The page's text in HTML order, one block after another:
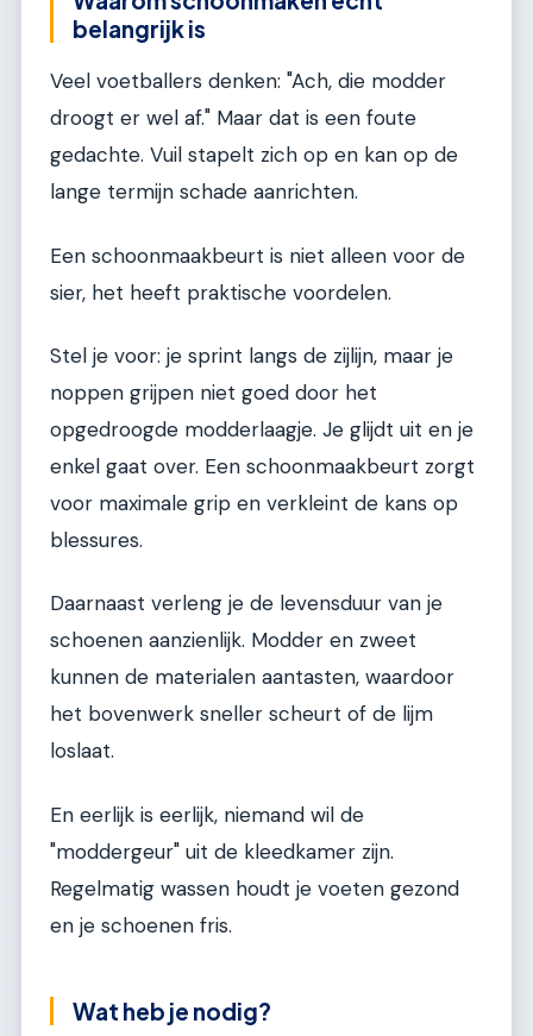
belangrijk is
Veel voetballers denken: "Ach, die modder
droogt er wel af." Maar dat is een foute
gedachte. Vuil stapelt zich op en kan op de
lange termijn schade aanrichten.
Een schoonmaakbeurt is niet alleen voor de
sier, het heeft praktische voordelen.
Stel je voor: je sprint langs de zijlijn, maar je
noppen grijpen niet goed door het
opgedroogde modderlaagje. Je glijdt uit en je
enkel gaat over. Een schoonmaakbeurt zorgt
voor maximale grip en verkleint de kans op
blessures.
Daarnaast verleng je de levensduur van je
schoenen aanzienlijk. Modder en zweet
kunnen de materialen aantasten, waardoor
het bovenwerk sneller scheurt of de lijm
loslaat.
En eerlijk is eerlijk, niemand wil de
"moddergeur" uit de kleedkamer zijn.
Regelmatig wassen houdt je voeten gezond
en je schoenen fris.
Wat heb je nodig?